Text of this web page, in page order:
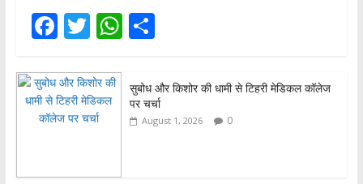
F
e
b
o
T
itt
er
W
at
s
A
S
ar
e
सुबोध और किशोर की धामी से टिहरी मेडिकल कॉलेज
पर चर्चा
August 1, 2026 0